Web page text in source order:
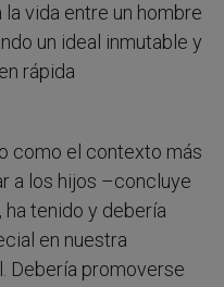
vida entre un hombre
un ideal inmutable y
rápida
como el contexto más
a los hijos –concluye
tenido y debería
en nuestra
Debería promoverse